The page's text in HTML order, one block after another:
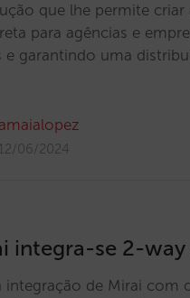
que lhe permite
para agências e
e garantindo uma
amaialopez
12/06/2024
integra-se 2-way
integração de Mirai com